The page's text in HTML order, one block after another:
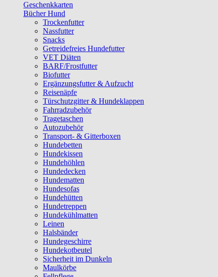
Geschenkkarten
Bücher Hund
Trockenfutter
Nassfutter
Snacks
Getreidefreies Hundefutter
VET Diäten
BARF/Frostfutter
Biofutter
Ergänzungsfutter & Aufzucht
Reisenäpfe
Türschutzgitter & Hundeklappen
Fahrradzubehör
Tragetaschen
Autozubehör
Transport- & Gitterboxen
Hundebetten
Hundekissen
Hundehöhlen
Hundedecken
Hundematten
Hundesofas
Hundehütten
Hundetreppen
Hundekühlmatten
Leinen
Halsbänder
Hundegeschirre
Hundekotbeutel
Sicherheit im Dunkeln
Maulkörbe